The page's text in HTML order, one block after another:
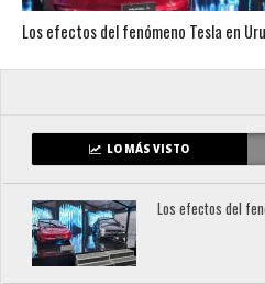
Los efectos del fenómeno Tesla en
LO MÁS VISTO
Los efectos del